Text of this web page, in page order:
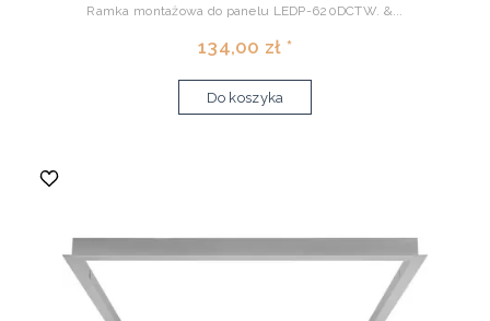
Ramka montażowa do panelu LEDP-620DCTW. &...
134,00 zł *
Do koszyka